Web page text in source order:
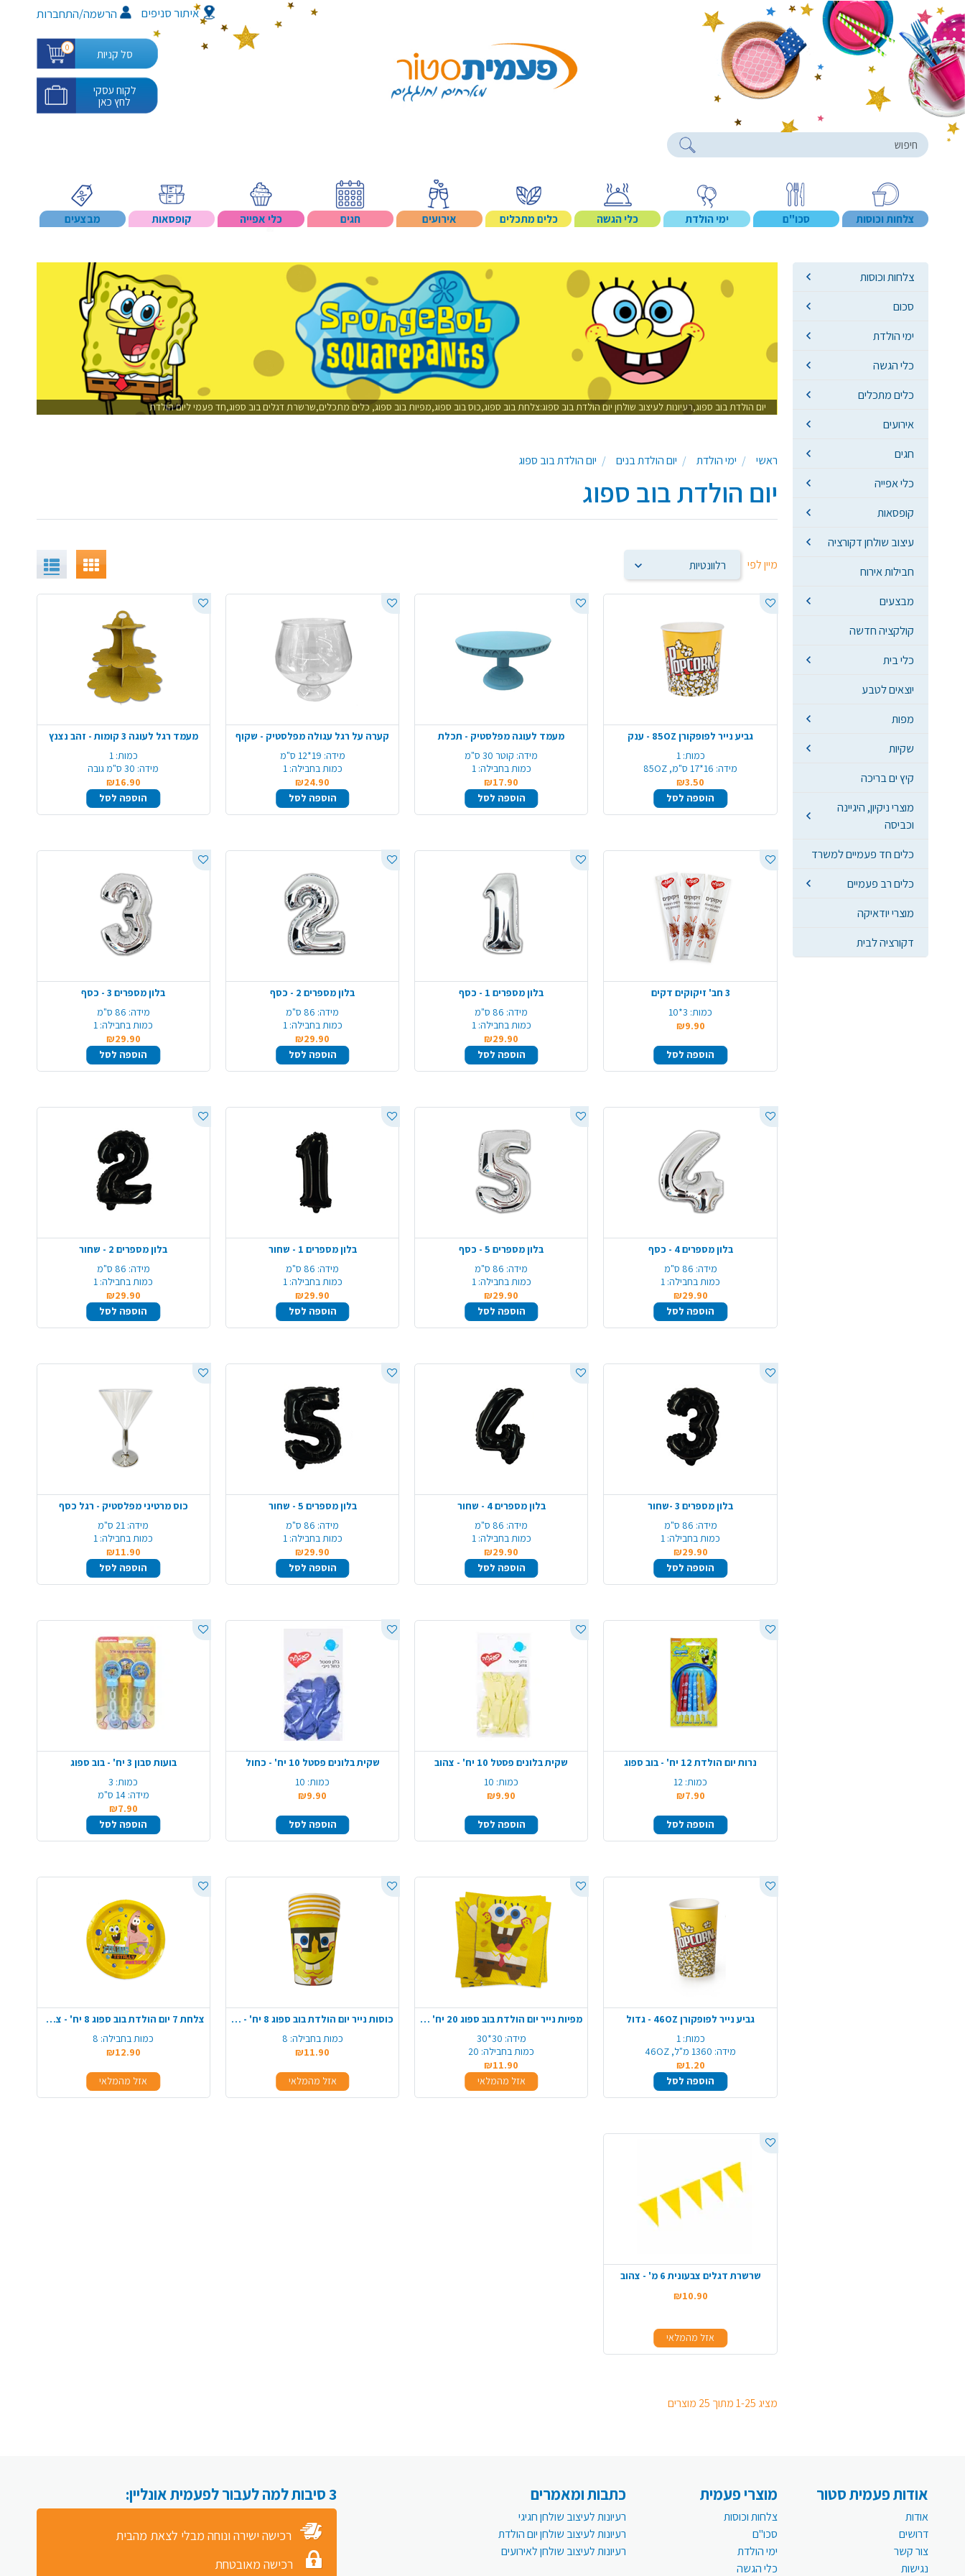
איתור סניפים הרשמה/התחברות
סל קניות 0
לקוח עסקי
לחץ כאן
Search products
צלחות וכוסות סכו"ם ימי הולדת כלי הגשה כלים מתכלים אירועים חגים כלי אפייה קופסאות מבצעים
צלחות וכוסות
סכום
ימי הולדת
כלי הגשה
כלים מתכלים
אירועים
חגים
כלי אפייה
קופסאות
עיצוב שולחן דקורציה
חבילות אירוח
מבצעים
קולקציה חדשה
כלי בית
יוצאים לטבע
מפות
שקיות
קיץ ים בריכה
מוצרי ניקיון, היגיינה
וכביסה
כלים חד פעמיים למשרד
כלים רב פעמיים
מוצרי יודאיקה
דקורציה לבית
יום הולדת בוב ספוג,רעיונות לעיצוב שולחן יום הולדת בוב ספוג:צלחת בוב ספוג,כוס בוב ספוג,מפיות בוב ספוג, כלים מתכלים,שרשרת דגלים בוב ספוג,חד פעמי ליום הולדת
ראשי ימי הולדת יום הולדת בנים יום הולדת בוב ספוג
יום הולדת בוב ספוג
מיין לפי
גביע נייר לפופקורן 85OZ - ענק
כמות: 1
מידה: 16*17 ס"מ, 85OZ
₪3.50
הוספה לסל
מעמד לעוגה מפלסטיק - תכלת
מידה: קוטר 30 ס"מ
כמות בחבילה: 1
₪17.90
הוספה לסל
קערה על רגל עגולה מפלסטיק - שקוף
מידה: 19*12 ס"מ
כמות בחבילה: 1
₪24.90
הוספה לסל
מעמד רגל לעוגה 3 קומות - זהב נצנץ
כמות: 1
מידה: 30 ס"מ גובה
₪16.90
הוספה לסל
3 חב' זיקוקים דקים
כמות: 3*10
₪9.90
הוספה לסל
בלון מספרים 1 - כסף
מידה: 86 ס"מ
כמות בחבילה: 1
₪29.90
הוספה לסל
בלון מספרים 2 - כסף
מידה: 86 ס"מ
כמות בחבילה: 1
₪29.90
הוספה לסל
בלון מספרים 3 - כסף
מידה: 86 ס"מ
כמות בחבילה: 1
₪29.90
הוספה לסל
בלון מספרים 4 - כסף
מידה: 86 ס"מ
כמות בחבילה: 1
₪29.90
הוספה לסל
בלון מספרים 5 - כסף
מידה: 86 ס"מ
כמות בחבילה: 1
₪29.90
הוספה לסל
בלון מספרים 1 - שחור
מידה: 86 ס"מ
כמות בחבילה: 1
₪29.90
הוספה לסל
בלון מספרים 2 - שחור
מידה: 86 ס"מ
כמות בחבילה: 1
₪29.90
הוספה לסל
בלון מספרים 3 -שחור
מידה: 86 ס"מ
כמות בחבילה: 1
₪29.90
הוספה לסל
בלון מספרים 4 - שחור
מידה: 86 ס"מ
כמות בחבילה: 1
₪29.90
הוספה לסל
בלון מספרים 5 - שחור
מידה: 86 ס"מ
כמות בחבילה: 1
₪29.90
הוספה לסל
כוס מרטיני מפלסטיק - רגל כסף
מידה: 21 ס"מ
כמות בחבילה: 1
₪11.90
הוספה לסל
נרות יום הולדת 12 יח' - בוב ספוג
כמות: 12
₪7.90
הוספה לסל
שקית בלונים פסטל 10 יח' - צהוב
כמות: 10
₪9.90
הוספה לסל
שקית בלונים פסטל 10 יח' - כחול
כמות: 10
₪9.90
הוספה לסל
בועות סבון 3 יח' - בוב ספוג
כמות: 3
מידה: 14 ס"מ
₪7.90
הוספה לסל
גביע נייר לפופקורן 46OZ - גדול
כמות: 1
מידה: 1360 מ"ל, 46OZ
₪1.20
הוספה לסל
מפיות נייר יום הולדת בוב ספוג 20 יח' - צהוב
מידה: 30*30
כמות בחבילה: 20
₪11.90
אזל מהמלאי
כוסות נייר יום הולדת בוב ספוג 8 יח' - צהוב
כמות בחבילה: 8
₪11.90
אזל מהמלאי
צלחת 7 יום הולדת בוב ספוג 8 יח' - צהוב
כמות בחבילה: 8
₪12.90
אזל מהמלאי
שרשרת דגלים צבעונית 6 מ' - צהוב
₪10.90
אזל מהמלאי
מציג 1-25 מתוך 25 מוצרים
אודות פעמית סטור
אודות
דרושים
צור קשר
נגישות
מוצרי פעמית
צלחות וכוסות
סכו"ם
ימי הולדת
כלי הגשה
כתבות ומאמרים
רעיונות לעיצוב שולחן חגיגי
רעיונות לעיצוב שולחן יום הולדת
רעיונות לעיצוב שולחן לאירועים
3 סיבות למה לעבור לפעמית אונליין:
רכישה ישירה ונוחה מבלי לצאת מהבית
רכישה מאובטחת